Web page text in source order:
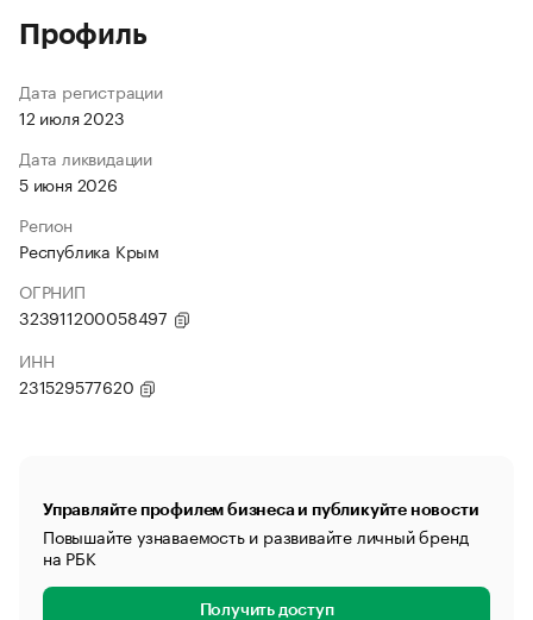
Профиль
Дата регистрации
12 июля 2023
Дата ликвидации
5 июня 2026
Регион
Республика Крым
ОГРНИП
323911200058497
ИНН
231529577620
Управляйте профилем бизнеса и публикуйте новости
Повышайте узнаваемость и развивайте личный бренд
на РБК
Получить доступ